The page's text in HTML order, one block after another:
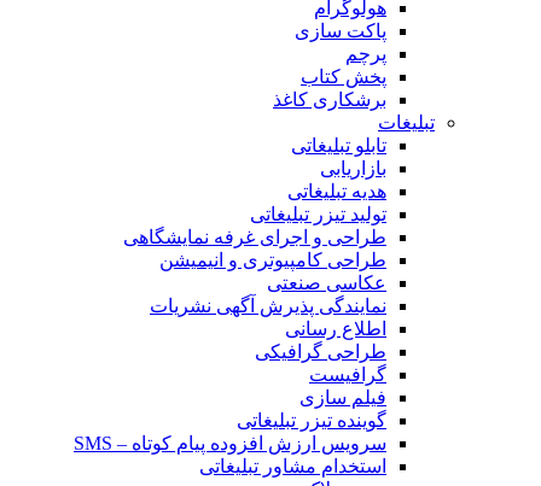
هولوگرام
پاکت سازی
پرچم
پخش کتاب
برشکاری کاغذ
تبلیغات
تابلو تبلیغاتی
بازاریابی
هدیه تبلیغاتی
تولید تیزر تبلیغاتی
طراحی و اجرای غرفه نمایشگاهی
طراحی کامپیوتری و انیمیشن
عکاسی صنعتی
نمایندگی پذیرش آگهی نشریات
اطلاع رسانی
طراحی گرافیکی
گرافیست
فیلم سازی
گوینده تیزر تبلیغاتی
سرویس ارزش افزوده پیام کوتاه – SMS
استخدام مشاور تبلیغاتی